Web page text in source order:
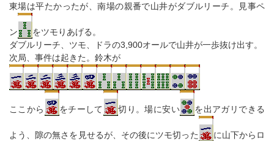
東場は平たかったが、南場の親番で山井がダブルリーチ。見事ペ
ン
をツモりあげる。
ダブルリーチ、ツモ、ドラの3,900オールで山井が一歩抜け出す。
次局、事件は起きた。鈴木が
ここから をチーして 切り。場に安い を出アガリできる
よう、隙の無さを見せるが、その後にツモ切った
に山下からロ